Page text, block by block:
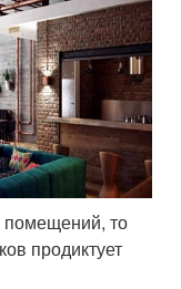
помещений, то
продиктует